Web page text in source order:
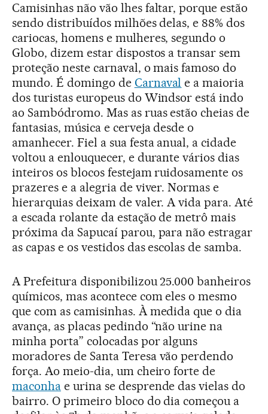
Camisinhas não vão lhes faltar, porque estão
sendo distribuídos milhões delas, e 88% dos
cariocas, homens e mulheres, segundo o
Globo, dizem estar dispostos a transar sem
proteção neste carnaval, o mais famoso do
mundo. É domingo de Carnaval e a maioria
dos turistas europeus do Windsor está indo
ao Sambódromo. Mas as ruas estão cheias de
fantasias, música e cerveja desde o
amanhecer. Fiel a sua festa anual, a cidade
voltou a enlouquecer, e durante vários dias
inteiros os blocos festejam ruidosamente os
prazeres e a alegria de viver. Normas e
hierarquias deixam de valer. A vida para. Até
a escada rolante da estação de metrô mais
próxima da Sapucaí parou, para não estragar
as capas e os vestidos das escolas de samba.
A Prefeitura disponibilizou 25.000 banheiros
químicos, mas acontece com eles o mesmo
que com as camisinhas. À medida que o dia
avança, as placas pedindo “não urine na
minha porta” colocadas por alguns
moradores de Santa Teresa vão perdendo
força. Ao meio-dia, um cheiro forte de
maconhae urina se desprende das vielas do
bairro. O primeiro bloco do dia começou a